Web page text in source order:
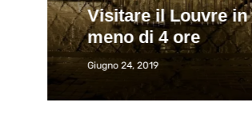
Visitare il Louvre in
meno di 4 ore
Giugno 24, 2019